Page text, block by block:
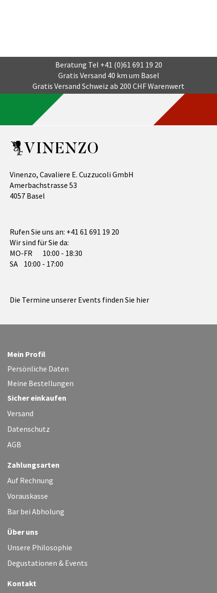
Beratung Tel +41 (0)61 691 19 20
Gratis Versand 40 km um Basel
Gratis Versand Schweiz ab 200 CHF Warenwert
Vinenzo, Cavaliere E. Cuzzucoli GmbH
Amerbachstrasse 53
4057 Basel
Rufen Sie uns an: +41 61 691 19 20
Wir sind für Sie da:
MO-FR 10:00 - 18:30
SA 10:00 - 17:00
Die Termine unserer Events finden Sie hier
Mein Profil
Persönliche Daten
Meine Bestellungen
Sicher einkaufen
Versand
Datenschutz
AGB
Zahlungsarten
Auf Rechnung
Vorauskasse
Bar bei Abholung
Über uns
Unsere Philosophie
Degustationen & Events
Kontakt